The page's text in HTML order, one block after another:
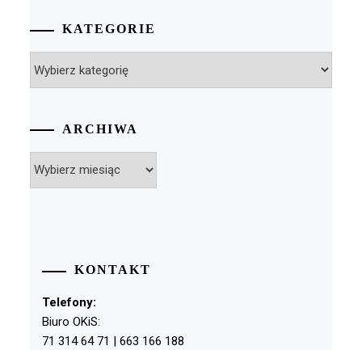
KATEGORIE
ARCHIWA
KONTAKT
Telefony:
Biuro OKiS:
71 314 64 71 | 663 166 188